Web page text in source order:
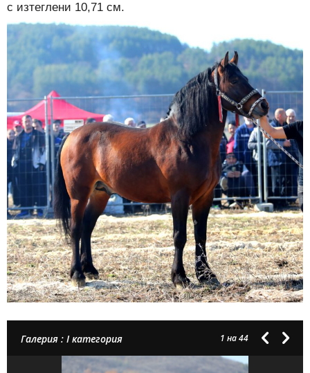
с изтеглени 10,71 см.
Галерия : I категория 1 на 44